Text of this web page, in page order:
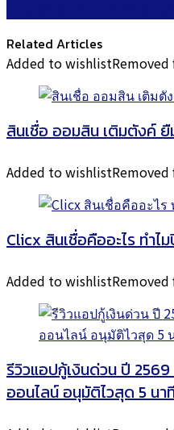
Related Articles
Added to wishlist
สินเชื่อ ออมสิน เติมตังค์
Added to wishlist
Clicx สินเชื่อคืออะไร ทำไ
Added to wishlist
รีวิวแอปกู้เงินด่วน ปี
ออนไลน์ อนุมัติไวสุด 5 นา